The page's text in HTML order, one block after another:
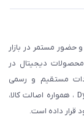
حضور مستمر در بازار
محصولات دیجیتال در
مستقیم و رسمی
محصولات برندهای مطرح جهانی نظیر JBL ، HP و Dyson ، همواره اصالت کالا،
قرار داده است.